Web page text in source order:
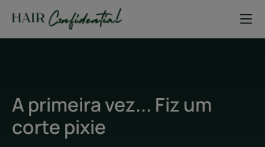
A primeira vez... Fiz um
corte pixie